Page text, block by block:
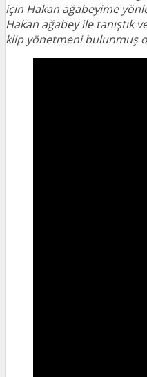
için Hakan ağabeyime
Hakan ağabey ile tanıştık
klip yönetmeni bulunmuş